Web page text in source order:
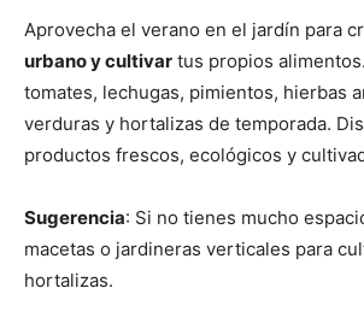
Aprovecha el verano en el jardín para
urbano y cultivar tus propios
tomates, lechugas, pimientos, hierbas
verduras y hortalizas de temporada.
productos frescos, ecológicos y
Sugerencia: Si no tienes mucho
macetas o jardineras verticales para
hortalizas.